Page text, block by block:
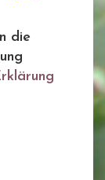
die